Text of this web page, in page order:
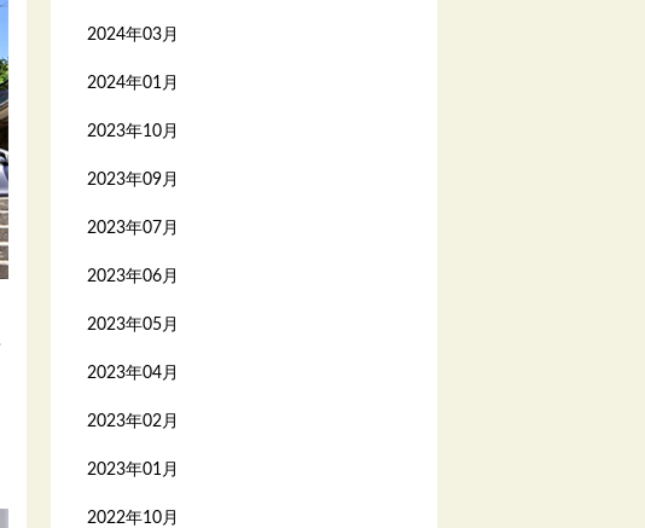
2024年03月
2024年01月
2023年10月
2023年09月
2023年07月
2023年06月
2023年05月
2023年04月
2023年02月
2023年01月
2022年10月